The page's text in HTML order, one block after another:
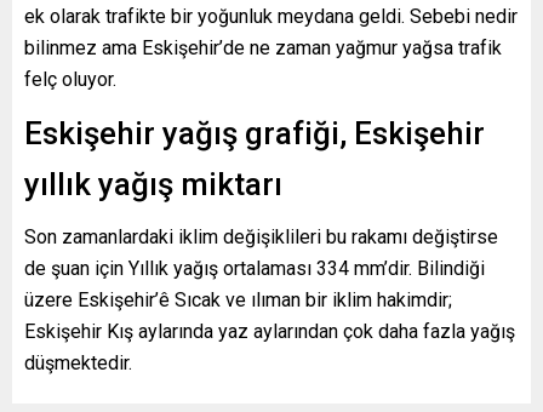
ek olarak trafikte bir yoğunluk meydana geldi. Sebebi nedir
bilinmez ama Eskişehir’de ne zaman yağmur yağsa trafik
felç oluyor.
Eskişehir yağış grafiği, Eskişehir
yıllık yağış miktarı
Son zamanlardaki iklim değişiklileri bu rakamı değiştirse
de şuan için Yıllık yağış ortalaması 334 mm’dir. Bilindiği
üzere Eskişehir’ê Sıcak ve ılıman bir iklim hakimdir;
Eskişehir Kış aylarında yaz aylarından çok daha fazla yağış
düşmektedir.